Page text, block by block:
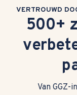
VERTROUWD
500+
Van